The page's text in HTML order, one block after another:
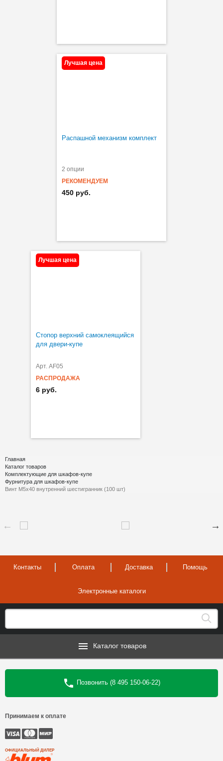
Лучшая цена
Распашной механизм комплект
2 опции
РЕКОМЕНДУЕМ
450 руб.
Лучшая цена
Стопор верхний самоклеящийся
для двери-купе
Арт. AF05
РАСПРОДАЖА
6 руб.
Главная
Каталог товаров
Комплектующие для шкафов-купе
Фурнитура для шкафов-купе
Винт M5х40 внутренний шестигранник (100 шт)
Контакты Оплата Доставка Помощь
Электронные каталоги
Каталог товаров
Позвонить (8 495 150-06-22)
Принимаем к оплате
ОФИЦИАЛЬНЫЙ ДИЛЕР